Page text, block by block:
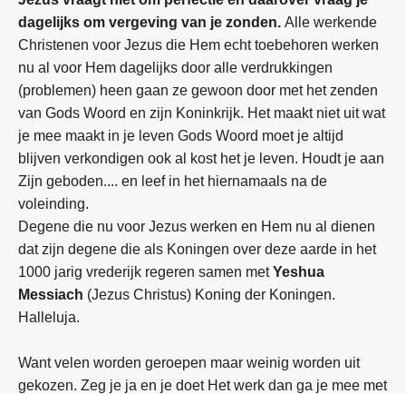
dagelijks om vergeving van je zonden. Alle werkende
Christenen voor Jezus die Hem echt toebehoren werken
nu al voor Hem dagelijks door alle verdrukkingen
(problemen) heen gaan ze gewoon door met het zenden
van Gods Woord en zijn Koninkrijk. Het maakt niet uit wat
je mee maakt in je leven Gods Woord moet je altijd
blijven verkondigen ook al kost het je leven. Houdt je aan
Zijn geboden.... en leef in het hiernamaals na de
voleinding.
Degene die nu voor Jezus werken en Hem nu al dienen
dat zijn degene die als Koningen over deze aarde in het
1000 jarig vrederijk regeren samen metYeshua
Messiach (Jezus Christus) Koning der Koningen.
Halleluja.
Want velen worden geroepen maar weinig worden uit
gekozen. Zeg je ja en je doet Het werk dan ga je mee met